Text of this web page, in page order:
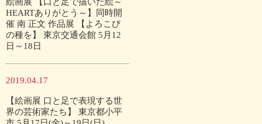
HEARTありがとう～】同時開
催 南 正文 作品展 【よろこび
の種を】 東京交通会館 5月12
日～18日
2019.04.17
【絵画展 口と足で表現する世
界の芸術家たち】 東京都小平